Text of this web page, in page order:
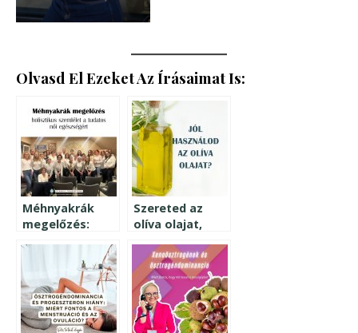
Olvasd El Ezeket Az Írásaimat Is:
Méhnyakrák
megelőzés:
szemlélet a
tudatos női
egészségért
Szereted az
olíva olajat,
számos
jótékony
hatása van? –
erre figyelj a
használatánál!